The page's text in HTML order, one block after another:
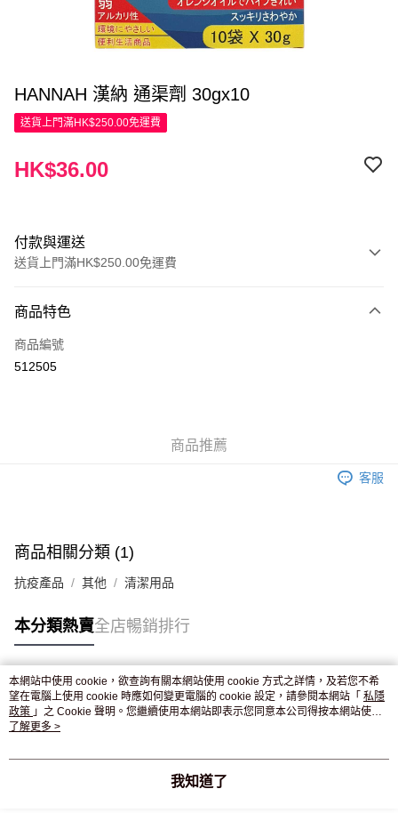
HANNAH 漢納 通渠劑 30gx10
送貨上門滿HK$250.00免運費
HK$36.00
付款與運送
送貨上門滿HK$250.00免運費
信用卡
Apple Pay
付款後門市自取，訂單確認後2-4個工作天到店，7天內取。逾期後
商品特色
商品編號
512505
商品推薦
客服
商品相關分類 (1)
抗疫產品 其他 清潔用品
本分類熱賣全店暢銷排行
熱門標籤
熱銷排行
本網站中使用 cookie，欲查詢有關本網站使用 cookie 方式之詳情，及若您不希
望在電腦上使用 cookie 時應如何變更電腦的 cookie 設定，請參閱本網站「 私隱
政策 」之 Cookie 聲明。您繼續使用本網站即表示您同意本公司得按本網站使用
條款之 Cookie 聲明使用 cookie。
了解更多 >
我知道了